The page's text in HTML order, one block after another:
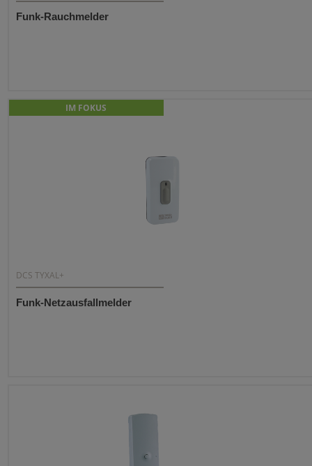
Funk-Rauchmelder
IM FOKUS
DCS TYXAL+
Funk-Netzausfallmelder